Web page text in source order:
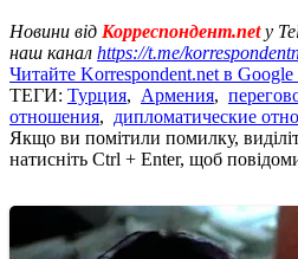
Новини від Корреспондент.netу
наш канал https://t.me/
Читайте Korrespondent.net в
ТЕГИ: Турция, Армения,
отношения, дипломатические
Якщо ви помітили помилку,
натисніть Ctrl + Enter, щоб